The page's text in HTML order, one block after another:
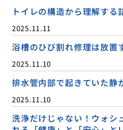
トイレの構造から理解する
2025.11.11
浴槽のひび割れ修理は放置
2025.11.10
排水管内部で起きていた静
2025.11.10
洗浄だけじゃない！ウォシ